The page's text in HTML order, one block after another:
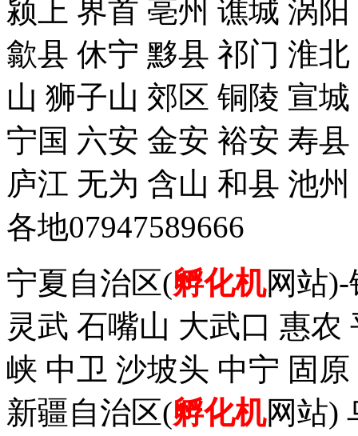
颍上 界首 亳州 谯城 涡
歙县 休宁 黟县 祁门 淮
山 狮子山 郊区 铜陵 宣
宁国 六安 金安 裕安 寿
庐江 无为 含山 和县 池
各地07947589666
宁夏自治区(孵化机网站)-
灵武 石嘴山 大武口 惠农
峡 中卫 沙坡头 中宁 固
新疆自治区(孵化机网站)